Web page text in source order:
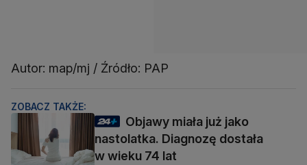
Autor: map/mj / Źródło: PAP
ZOBACZ TAKŻE:
Objawy miała już jako
nastolatka. Diagnozę dostała
w wieku 74 lat